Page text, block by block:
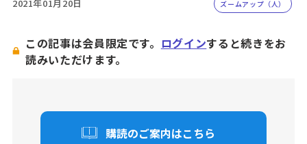
2021年01月20日 ズームアップ（人）
この記事は会員限定です。 ログインすると続きをお
読みいただけます。
購読のご案内はこちら